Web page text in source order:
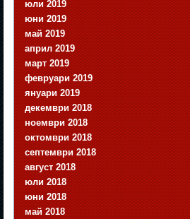
юли 2019
юни 2019
май 2019
април 2019
март 2019
февруари 2019
януари 2019
декември 2018
ноември 2018
октомври 2018
септември 2018
август 2018
юли 2018
юни 2018
май 2018